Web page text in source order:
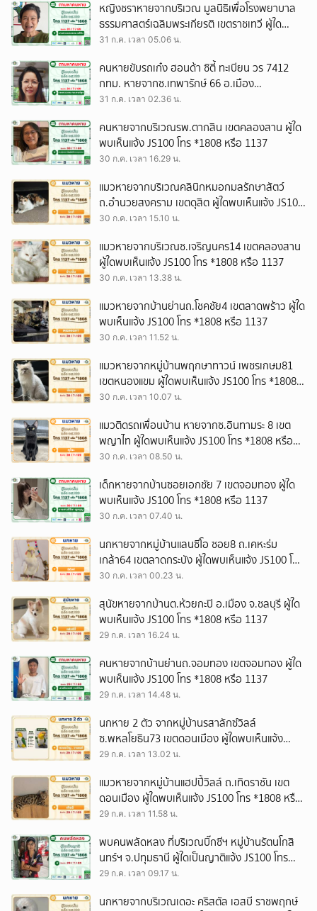
หญิงชราหายจากบริเวณ มูลนิธิเพื่อโรงพยาบาล
ธรรมศาสตร์เฉลิมพระเกียรติ เขตราชเทวี ผู้ใด
พบเห็นแจ้ง JS100 โทร *1808 หรือ 1137
31 ก.ค. เวลา 05.06 น.
คนหายขับรถเก๋ง ฮอนด้า ซิตี้ ทะเบียน วร 7412
กทม. หายจากซ.เทพารักษ์ 66 อ.เมือง
จ.สมุทรปราการ ผู้ใดพบเห็นแจ้ง JS100 โทร *1808
31 ก.ค. เวลา 02.36 น.
คนหายจากบริเวณรพ.ตากสิน เขตคลองสาน ผู้ใด
พบเห็นแจ้ง JS100 โทร *1808 หรือ 1137
30 ก.ค. เวลา 16.29 น.
แมวหายจากบริเวณคลินิกหมอกมลรักษาสัตว์
ถ.อำนวยสงคราม เขตดุสิต ผู้ใดพบเห็นแจ้ง JS100
โทร *1808 หรือ 1137
30 ก.ค. เวลา 15.10 น.
แมวหายจากบริเวณซ.เจริญนคร14 เขตคลองสาน
ผู้ใดพบเห็นแจ้ง JS100 โทร *1808 หรือ 1137
30 ก.ค. เวลา 13.38 น.
แมวหายจากบ้านย่านถ.โชคชัย4 เขตลาดพร้าว ผู้ใด
พบเห็นแจ้ง JS100 โทร *1808 หรือ 1137
30 ก.ค. เวลา 11.52 น.
แมวหายจากหมู่บ้านพฤกษาทาวน์ เพชรเกษม81
เขตหนองแขม ผู้ใดพบเห็นแจ้ง JS100 โทร *1808
หรือ 1137
30 ก.ค. เวลา 10.07 น.
แมวติดรถเพื่อนบ้าน หายจากซ.อินทามระ 8 เขต
พญาไท ผู้ใดพบเห็นแจ้ง JS100 โทร *1808 หรือ
1137
30 ก.ค. เวลา 08.50 น.
เด็กหายจากบ้านซอยเอกชัย 7 เขตจอมทอง ผู้ใด
พบเห็นแจ้ง JS100 โทร *1808 หรือ 1137
30 ก.ค. เวลา 07.40 น.
นกหายจากหมู่บ้านแลนซีโอ ซอย8 ถ.เคหะร่ม
เกล้า64 เขตลาดกระบัง ผู้ใดพบเห็นแจ้ง JS100 โทร
*1808 หรือ 1137
30 ก.ค. เวลา 00.23 น.
สุนัขหายจากบ้านต.ห้วยกะปิ อ.เมือง จ.ชลบุรี ผู้ใด
พบเห็นแจ้ง JS100 โทร *1808 หรือ 1137
29 ก.ค. เวลา 16.24 น.
คนหายจากบ้านย่านถ.จอมทอง เขตจอมทอง ผู้ใด
พบเห็นแจ้ง JS100 โทร *1808 หรือ 1137
29 ก.ค. เวลา 14.48 น.
นกหาย 2 ตัว จากหมู่บ้านรสาลักซ์วิลล์
ซ.พหลโยธิน73 เขตดอนเมือง ผู้ใดพบเห็นแจ้ง
JS100 โทร *1808 หรือ 1137
29 ก.ค. เวลา 13.02 น.
แมวหายจากหมู่บ้านแฮปปี้วิลล์ ถ.เทิดราชัน เขต
ดอนเมือง ผู้ใดพบเห็นแจ้ง JS100 โทร *1808 หรือ
1137
29 ก.ค. เวลา 11.58 น.
พบคนพลัดหลง ที่บริเวณบิ๊กซีฯ หมู่บ้านรัตนโกสิ
นทร์ฯ จ.ปทุมธานี ผู้ใดเป็นญาติแจ้ง JS100 โทร
*1808 หรือ 1137
29 ก.ค. เวลา 09.17 น.
นกหายจากบริเวณเดอะ คริสตัล เอสบี ราชพฤกษ์